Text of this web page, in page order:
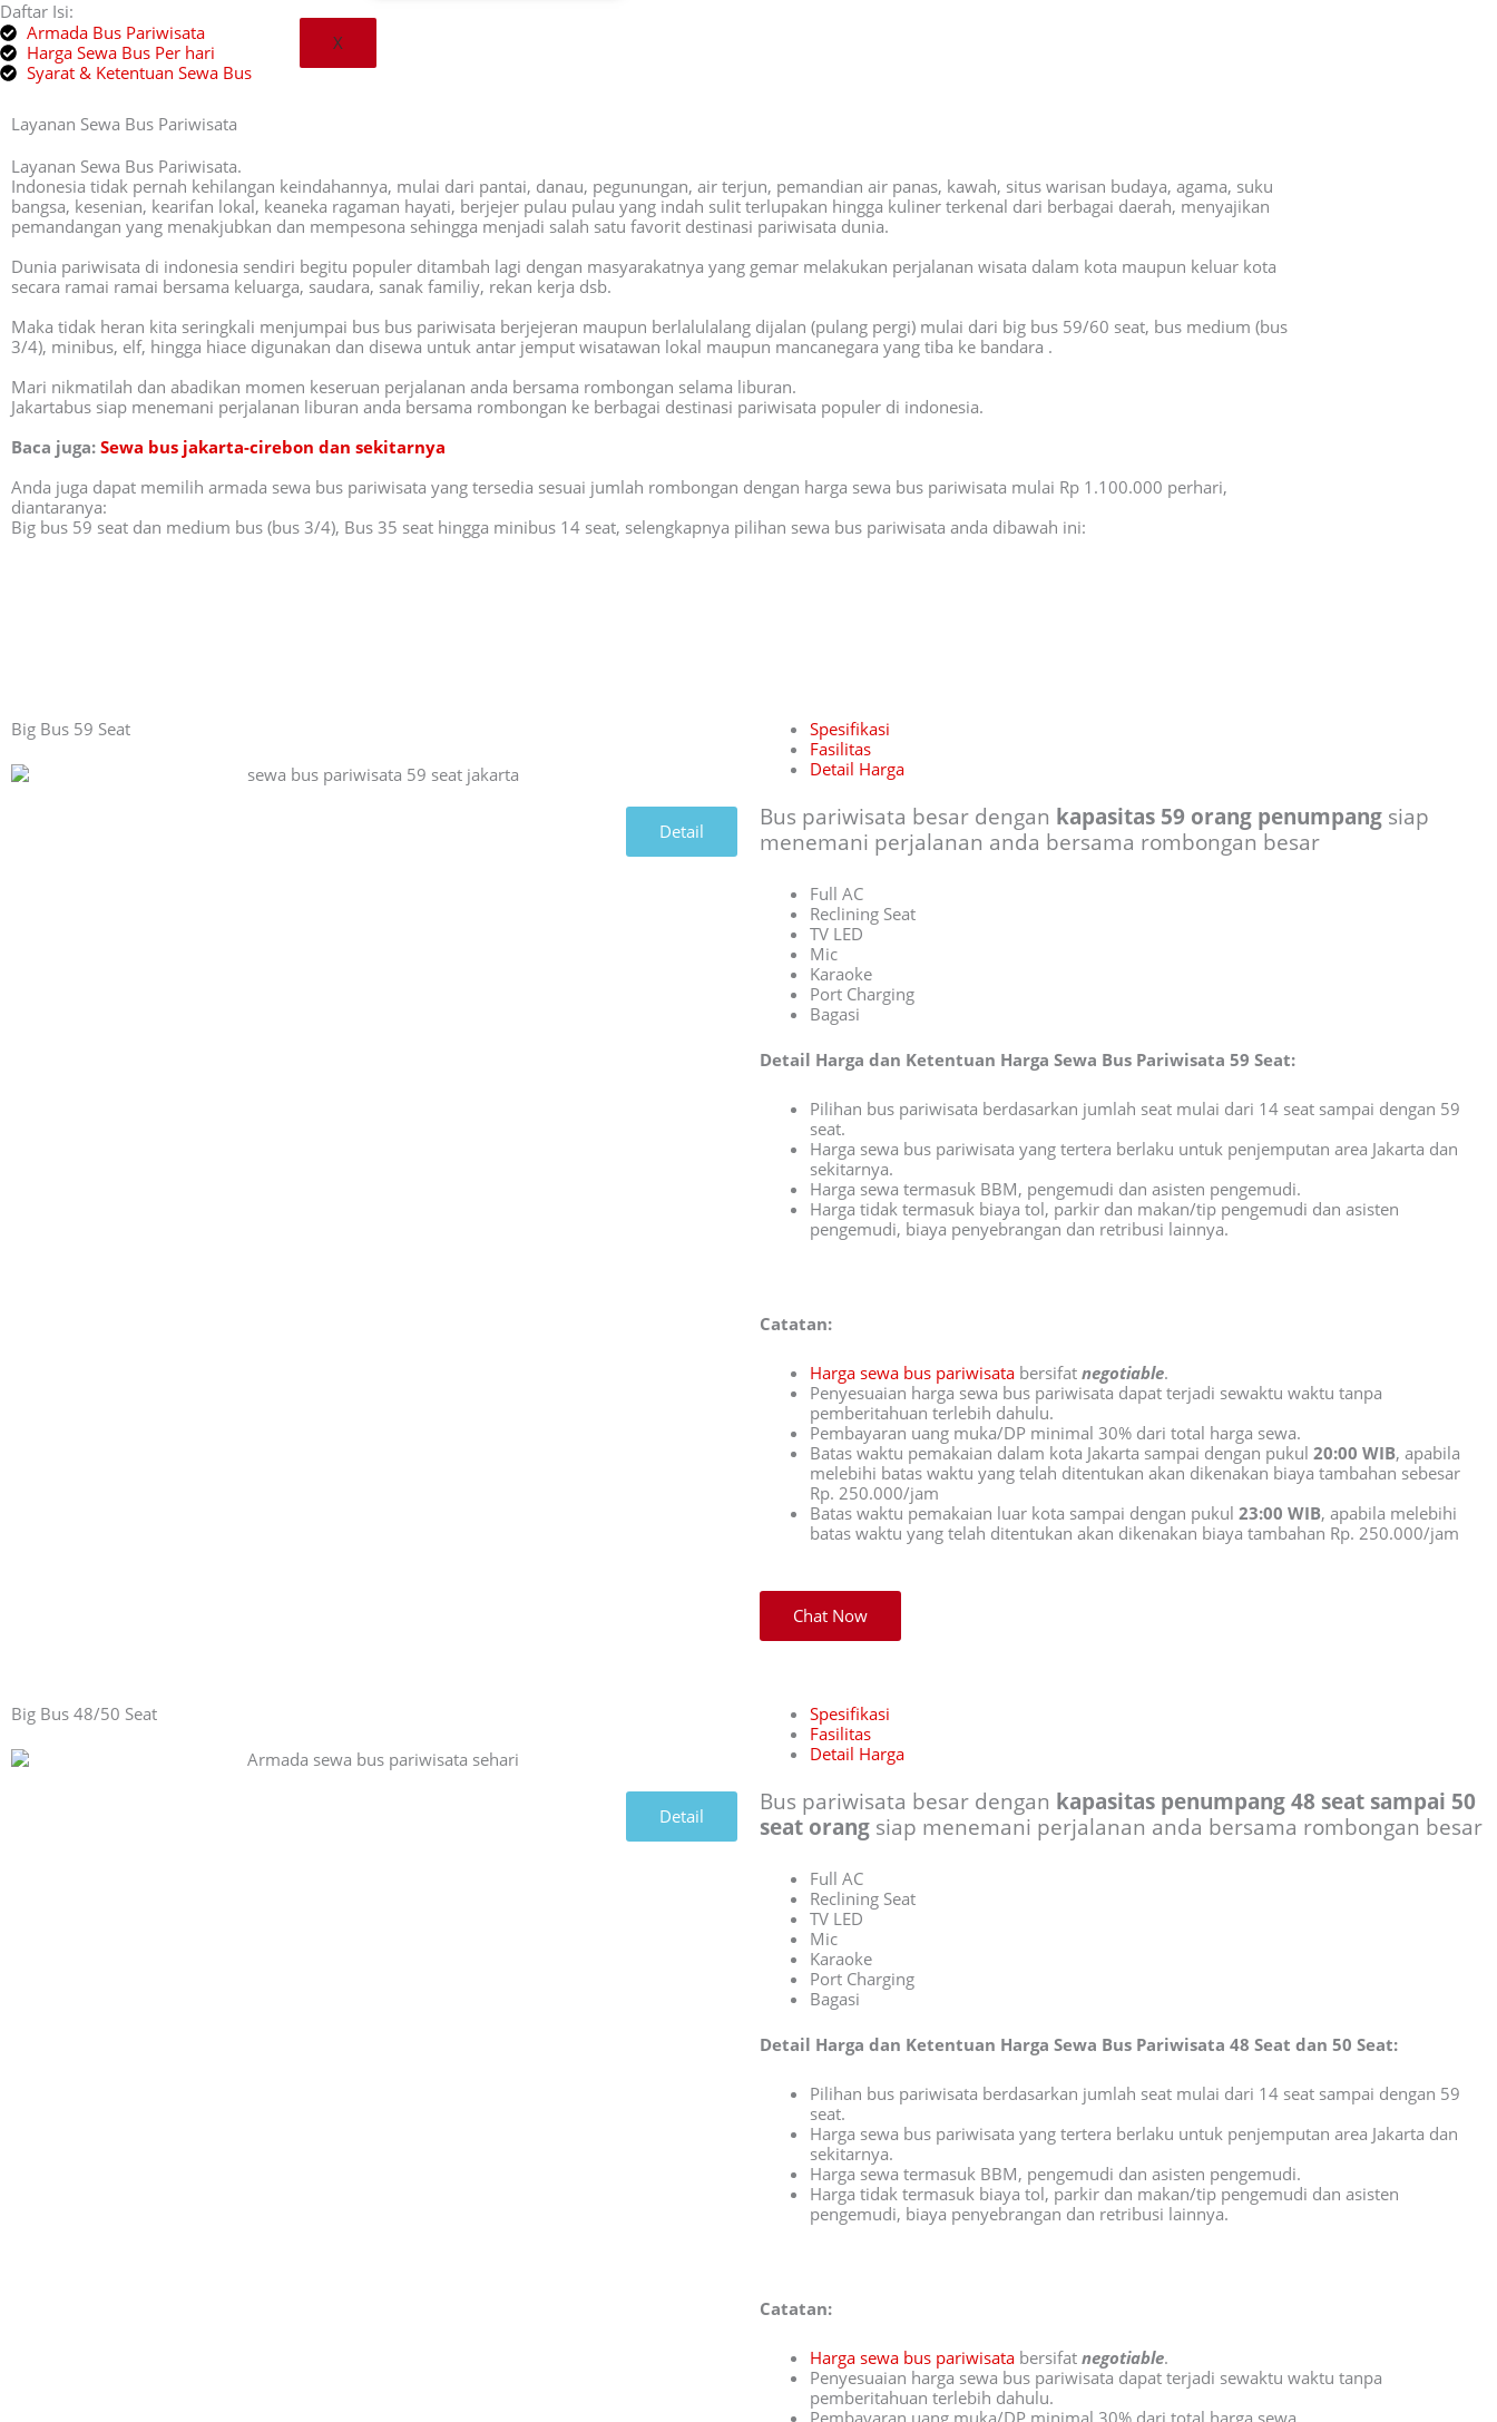
X
Daftar Isi:
Armada Bus Pariwisata
Harga Sewa Bus Per hari
Syarat & Ketentuan Sewa Bus
Layanan Sewa Bus Pariwisata
Layanan Sewa Bus Pariwisata.
Indonesia tidak pernah kehilangan keindahannya, mulai dari pantai, danau, pegunungan, air terjun, pemandian air panas, kawah, situs warisan budaya, agama, suku
bangsa, kesenian, kearifan lokal, keaneka ragaman hayati, berjejer pulau pulau yang indah sulit terlupakan hingga kuliner terkenal dari berbagai daerah, menyajikan
pemandangan yang menakjubkan dan mempesona sehingga menjadi salah satu favorit destinasi pariwisata dunia.
Dunia pariwisata di indonesia sendiri begitu populer ditambah lagi dengan masyarakatnya yang gemar melakukan perjalanan wisata dalam kota maupun keluar kota
secara ramai ramai bersama keluarga, saudara, sanak familiy, rekan kerja dsb.
Maka tidak heran kita seringkali menjumpai bus bus pariwisata berjejeran maupun berlalulalang dijalan (pulang pergi) mulai dari big bus 59/60 seat, bus medium (bus
3/4), minibus, elf, hingga hiace digunakan dan disewa untuk antar jemput wisatawan lokal maupun mancanegara yang tiba ke bandara .
Mari nikmatilah dan abadikan momen keseruan perjalanan anda bersama rombongan selama liburan.
Jakartabus siap menemani perjalanan liburan anda bersama rombongan ke berbagai destinasi pariwisata populer di indonesia.
Baca juga: Sewa bus jakarta-cirebon dan sekitarnya
Anda juga dapat memilih armada sewa bus pariwisata yang tersedia sesuai jumlah rombongan dengan harga sewa bus pariwisata mulai Rp 1.100.000 perhari,
diantaranya:
Big bus 59 seat dan medium bus (bus 3/4), Bus 35 seat hingga minibus 14 seat, selengkapnya pilihan sewa bus pariwisata anda dibawah ini:
Big Bus 59 Seat
Detail
Spesifikasi
Fasilitas
Detail Harga
Bus pariwisata besar dengan kapasitas 59 orang penumpang siap
menemani perjalanan anda bersama rombongan besar
Full AC
Reclining Seat
TV LED
Mic
Karaoke
Port Charging
Bagasi
Detail Harga dan Ketentuan Harga Sewa Bus Pariwisata 59 Seat:
Pilihan bus pariwisata berdasarkan jumlah seat mulai dari 14 seat sampai dengan 59
seat.
Harga sewa bus pariwisata yang tertera berlaku untuk penjemputan area Jakarta dan
sekitarnya.
Harga sewa termasuk BBM, pengemudi dan asisten pengemudi.
Harga tidak termasuk biaya tol, parkir dan makan/tip pengemudi dan asisten
pengemudi, biaya penyebrangan dan retribusi lainnya.
Catatan:
Harga sewa bus pariwisata bersifat negotiable.
Penyesuaian harga sewa bus pariwisata dapat terjadi sewaktu waktu tanpa
pemberitahuan terlebih dahulu.
Pembayaran uang muka/DP minimal 30% dari total harga sewa.
Batas waktu pemakaian dalam kota Jakarta sampai dengan pukul 20:00 WIB, apabila
melebihi batas waktu yang telah ditentukan akan dikenakan biaya tambahan sebesar
Rp. 250.000/jam
Batas waktu pemakaian luar kota sampai dengan pukul 23:00 WIB, apabila melebihi
batas waktu yang telah ditentukan akan dikenakan biaya tambahan Rp. 250.000/jam
Chat Now
Big Bus 48/50 Seat
Detail
Spesifikasi
Fasilitas
Detail Harga
Bus pariwisata besar dengan kapasitas penumpang 48 seat sampai 50
seat orang siap menemani perjalanan anda bersama rombongan besar
Full AC
Reclining Seat
TV LED
Mic
Karaoke
Port Charging
Bagasi
Detail Harga dan Ketentuan Harga Sewa Bus Pariwisata 48 Seat dan 50 Seat:
Pilihan bus pariwisata berdasarkan jumlah seat mulai dari 14 seat sampai dengan 59
seat.
Harga sewa bus pariwisata yang tertera berlaku untuk penjemputan area Jakarta dan
sekitarnya.
Harga sewa termasuk BBM, pengemudi dan asisten pengemudi.
Harga tidak termasuk biaya tol, parkir dan makan/tip pengemudi dan asisten
pengemudi, biaya penyebrangan dan retribusi lainnya.
Catatan:
Harga sewa bus pariwisata bersifat negotiable.
Penyesuaian harga sewa bus pariwisata dapat terjadi sewaktu waktu tanpa
pemberitahuan terlebih dahulu.